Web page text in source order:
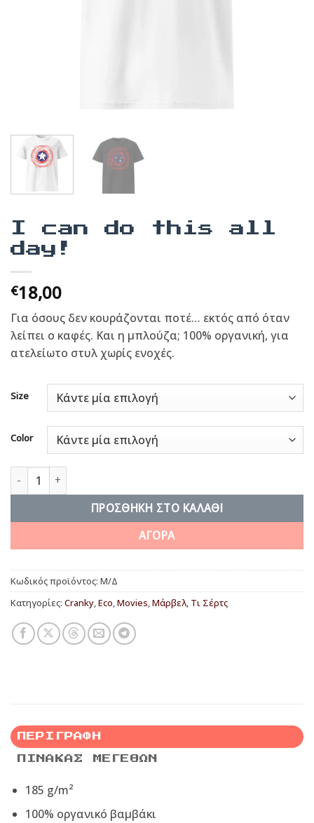
I can do this all
day!
€18,00
Για όσους δεν κουράζονται ποτέ… εκτός από όταν
λείπει ο καφές. Και η μπλούζα; 100% οργανική, για
ατελείωτο στυλ χωρίς ενοχές.
Size
Color
I can do this all day! ποσότητα
ΠΡΟΣΘΉΚΗ ΣΤΟ ΚΑΛΆΘΙ
ΑΓΟΡΑ
Κωδικός προϊόντος: Μ/Δ
Κατηγορίες: Cranky,Eco,Movies,Μάρβελ, Τι Σέρτς
ΠΕΡΙΓΡΑΦΉ
ΠΊΝΑΚΑΣ ΜΕΓΕΘΏΝ
185 g/m²
100% οργανικό βαμβάκι